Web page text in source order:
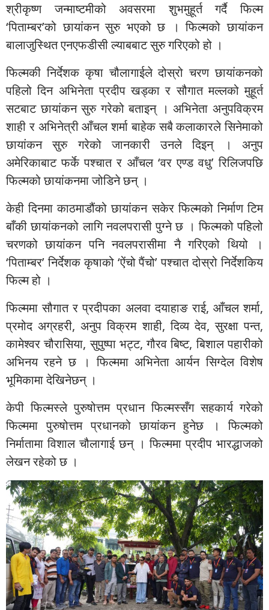
श्रीकृष्ण जन्माष्टमीको अवसरमा शुभमुहूर्त गर्दै फिल्म
‘पिताम्बर’को छायांकन सुरु भएको छ । फिल्मको छायांकन
बालाजुस्थित एनएफडीसी ल्याबबाट सुरु गरिएको हो ।
फिल्मकी निर्देशक कृषा चौलागाईले दोस्रो चरण छायांकनको
पहिलो दिन अभिनेता प्रदीप खड्का र सौगात मल्लको मुहूर्त
सटबाट छायांकन सुरु गरेको बताइन् । अभिनेता अनुपविक्रम
शाही र अभिनेत्री आँचल शर्मा बाहेक सबै कलाकारले सिनेमाको
छायांकन सुरु गरेको जानकारी उनले दिइन् । अनुप
अमेरिकाबाट फर्के पश्चात र आँचल ‘वर एण्ड वधु’ रिलिजपछि
फिल्मको छायांकनमा जोडिने छन् ।
केही दिनमा काठमाडौंको छायांकन सकेर फिल्मको निर्माण टिम
बाँकी छायांकनको लागि नवलपरासी पुग्ने छ । फिल्मको पहिलो
चरणको छायांकन पनि नवलपरासीमा नै गरिएको थियो ।
‘पिताम्बर’ निर्देशक कृषाको ‘ऐंचो पैंचो’ पश्चात दोस्रो निर्देशकिय
फिल्म हो ।
फिल्ममा सौगात र प्रदीपका अलवा दयाहाङ राई, आँचल शर्मा,
प्रमोद अग्रहरी, अनुप विक्रम शाही, दिव्य देव, सुरक्षा पन्त,
कामेश्वर चौरासिया, सुपुष्पा भट्ट, गौरव बिष्ट, बिशाल पहारीको
अभिनय रहने छ । फिल्ममा अभिनेता आर्यन सिग्देल विशेष
भूमिकामा देखिनेछन् ।
केपी फिल्मस्ले पुरुषोत्तम प्रधान फिल्मस्सँग सहकार्य गरेको
फिल्ममा पुरुषोत्तम प्रधानको छायांकन हुनेछ । फिल्मको
निर्मातामा विशाल चौलागाई छन् । फिल्ममा प्रदीप भारद्धाजको
लेखन रहेको छ ।